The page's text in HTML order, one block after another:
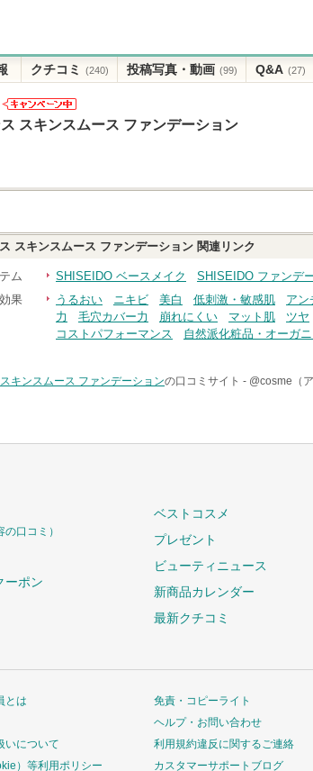
クチコミ (240) 投稿写真・動画 (99) Q&A (27)
SHISEIDOか
スキンスムース ファンデーション
スキンスムース ファンデーション 関連リンク
ム SHISEIDO ベースメイク SHISEIDO ファンデ
果
うるおい ニキビ 美白 低刺激・敏感肌 アン
力
毛穴カバー力 崩れにくい マット肌 ツヤ
コストパフォーマンス
自然派化粧品・オーガ
キンスムース ファンデーションの口コミサイト - @cosme（
の口コミ）
ーポン
ベストコスメ
プレゼント
ビューティニュース
新商品カレンダー
最新クチコミ
とは
いについて
）等利用ポリシー
免責・コピーライト
ヘルプ・お問い合わせ
利用規約違反に関するご連絡
カスタマーサポートブログ